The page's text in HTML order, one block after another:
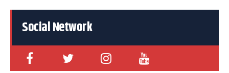
Social Network